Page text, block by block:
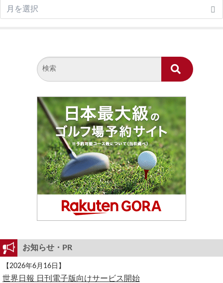
お知らせ・PR
【2026年6月16日】
世界日報 日刊電子版向けサービス開始